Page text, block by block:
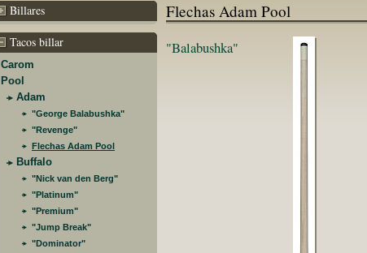
Billares
Tacos billar
Carom
Pool
Adam
"George Balabushka"
"Revenge"
Flechas Adam Pool
Buffalo
"Nick van den Berg"
"Platinum"
"Premium"
"Jump Break"
"Dominator"
Flechas Adam Pool
"Balabushka"